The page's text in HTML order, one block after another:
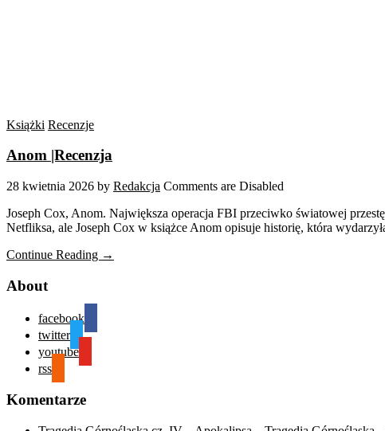
Książki Recenzje
Anom |Recenzja
28 kwietnia 2026 by Redakcja Comments are Disabled
Joseph Cox, Anom. Największa operacja FBI przeciwko światowej
Netfliksa, ale Joseph Cox w książce Anom opisuje historię, która
Continue Reading →
About
facebook
twitter
youtube
rss
Komentarze